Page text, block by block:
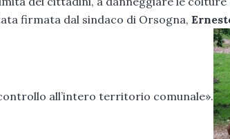
firmata dal sindaco di Orsogna,
all’intero territorio comunale».